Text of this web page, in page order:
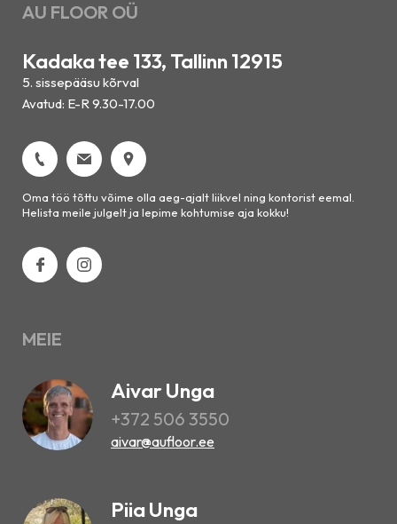
AU FLOOR OÜ
Kadaka tee 133, Tallinn 12915
5. sissepääsu kõrval
Avatud: E-R 9.30-17.00
Oma töö tõttu võime olla aeg-ajalt liikvel ning kontorist eemal.
Helista meile julgelt ja lepime kohtumise aja kokku!
MEIE
Aivar Unga
+372 506 3550
aivar@aufloor.ee
Piia Unga